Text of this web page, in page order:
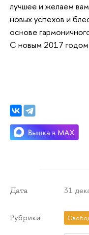
лучшее и желаем
новых успехов и
основе
С новым 2017
Дата 31
Рубрики